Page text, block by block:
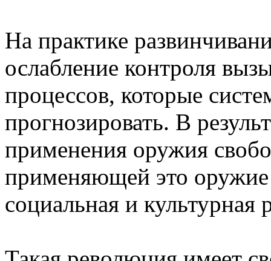
На практике
ослабление контроля
процессов, которые
прогнозировать. В
применения оружия
применяющей это оружие
социальная и культурная